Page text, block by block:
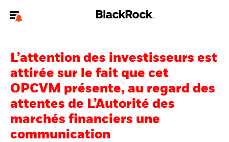
professionnels.
jourvotre type d'utilisateur.
Nous connaître
L’attention des investisseurs est
attirée sur le fait que cet
OPCVM présente, au regard des
attentes de L’Autorité des
marchés financiers une
communication